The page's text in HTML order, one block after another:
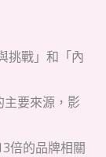
挑戰」和「內
主要來源，影
倍的品牌相關